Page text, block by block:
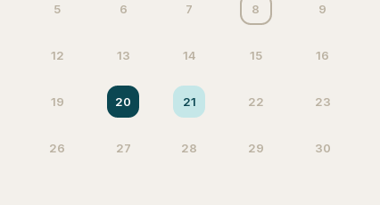
5 6 7 8 9
12 13 14 15 16
19 20 21 22 23
26 27 28 29 30